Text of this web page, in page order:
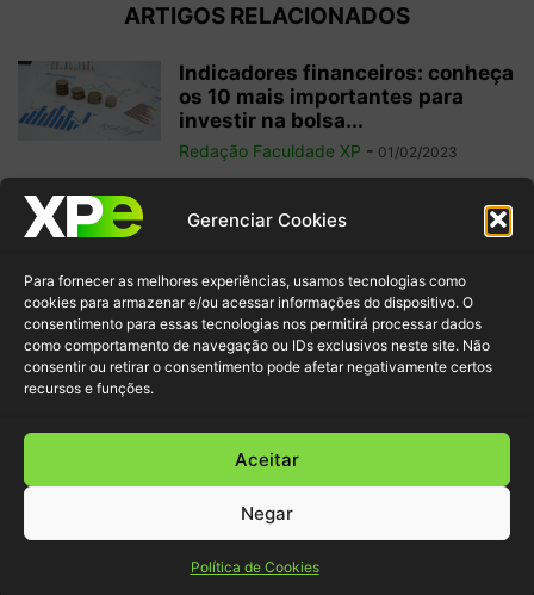
Gerenciar Cookies
Para fornecer as melhores experiências, usamos tecnologias como
cookies para armazenar e/ou acessar informações do dispositivo. O
consentimento para essas tecnologias nos permitirá processar dados
como comportamento de navegação ou IDs exclusivos neste site. Não
consentir ou retirar o consentimento pode afetar negativamente certos
recursos e funções.
Aceitar
Negar
Política de Cookies
ARTIGOS RELACIONADOS
Indicadores financeiros: conheça
os 10 mais importantes para
investir na bolsa...
Redação Faculdade XP - 01/02/2023
Como começar a operar em
swing trade? 5 dicas para
Redação Faculdade XP - 31/01/2023
Free float: qual a importância
desse conceito para acionistas
© XP Educação 2022